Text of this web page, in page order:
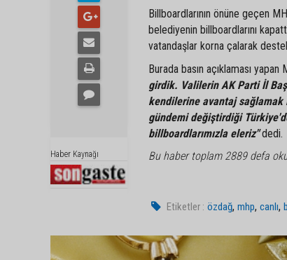
Haber Kaynağı
Billboardlarının önüne geçen
belediyenin billboardlarını
vatandaşlar korna çalarak
Burada basın açıklaması
girdik. Valilerin AK Parti İl
kendilerine avantaj sağlamak
gündemi değiştirdiği
billboardlarımızla eleriz"dedi.
Bu haber toplam 2889 defa
Etiketler : özdağ,mhp,canlı,